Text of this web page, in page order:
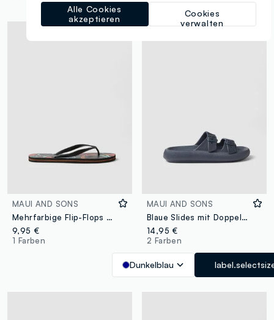
MAUI AND SONS
Mehrfarbige Flip-Flops mit tropischem Muster
9,95 €
1 Farben
MAUI AND SONS
Blaue Slides mit Doppelschnalle
14,95 €
2 Farben
Dunkelblau
Cookies
verwalten
Alle Cookies
akzeptieren